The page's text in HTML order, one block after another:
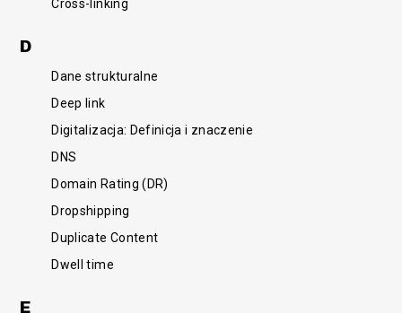
Cross-linking
D
Dane strukturalne
Deep link
Digitalizacja: Definicja i znaczenie
DNS
Domain Rating (DR)
Dropshipping
Duplicate Content
Dwell time
E